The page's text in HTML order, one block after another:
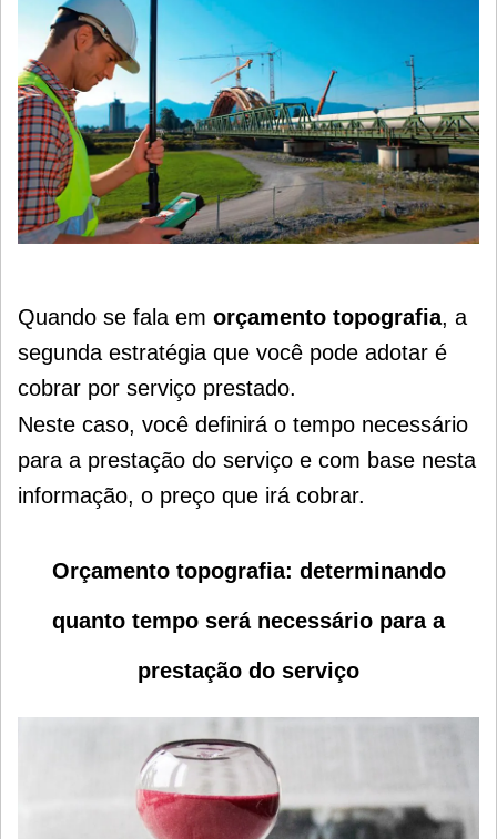
Quando se fala em orçamento topografia, a
segunda estratégia que você pode adotar é
cobrar por serviço prestado.
Neste caso, você definirá o tempo necessário
para a prestação do serviço e com base nesta
informação, o preço que irá cobrar.
Orçamento topografia: determinando
quanto tempo será necessário para a
prestação do serviço